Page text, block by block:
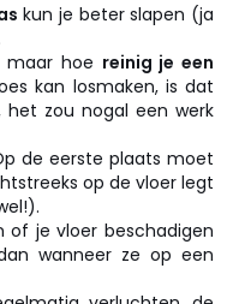
kun je beter slapen (ja
maar hoe reinig je een
kan losmaken, is dat
zou nogal een werk
de eerste plaats moet
op de vloer legt
of je vloer beschadigen
wanneer ze op een